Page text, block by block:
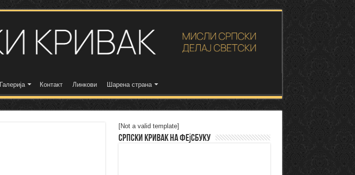
Галерија Контакт Линкови Шарена страна
[Not a valid template]
Српски Кривак на Фејсбуку